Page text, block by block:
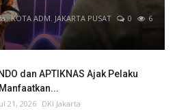
KOTA ADM. JAKARTA PUSAT 0
6
dan APTIKNAS Ajak Pelaku
21, 2026 DKI Jakarta